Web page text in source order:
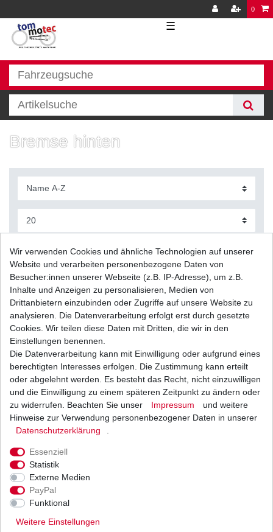
0
☰
Bremse hinten
Bremsbeläge EBC FA 063 FA063 Standard
Bremsklötze Suzuki
UVP 33,08 € 22,64 € *
1 Satz
Bremsbeläge EBC FA 63 HH FA63HH FA 063 HH
FA063HH Sinter Bremsklötze
UVP 47,84 €
Wir verwenden Cookies und ähnliche Technologien auf unserer
Website und verarbeiten personenbezogene Daten von
Besucher:innen unserer Webseite (z.B. IP-Adresse), um z.B.
Inhalte und Anzeigen zu personalisieren, Medien von
Drittanbietern einzubinden oder Zugriffe auf unsere Website zu
analysieren. Die Datenverarbeitung erfolgt erst durch gesetzte
Cookies. Wir teilen diese Daten mit Dritten, die wir in den
Einstellungen benennen.
Die Datenverarbeitung kann mit Einwilligung oder aufgrund eines
berechtigten Interesses erfolgen. Die Zustimmung kann erteilt
oder abgelehnt werden. Es besteht das Recht, nicht einzuwilligen
und die Einwilligung zu einem späteren Zeitpunkt zu ändern oder
zu widerrufen. Beachten Sie unser
Impressum
und weitere
Hinweise zur Verwendung personenbezogener Daten in unserer
Daten­schutz­erklärung
Essenziell
Statistik
Externe Medien
PayPal
Funktional
Weitere Einstellungen